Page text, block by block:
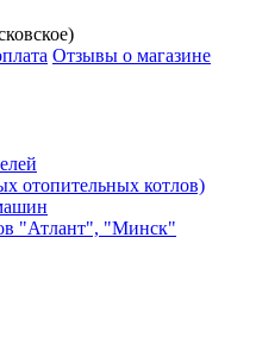
Отзывы о магазине
отопительных котлов)
"Атлант", "Минск"